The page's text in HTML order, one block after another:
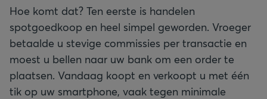
Hoe komt dat? Ten eerste is handelen
spotgoedkoop en heel simpel geworden. Vroeger
betaalde u stevige commissies per transactie en
moest u bellen naar uw bank om een order te
plaatsen. Vandaag koopt en verkoopt u met één
tik op uw smartphone, vaak tegen minimale